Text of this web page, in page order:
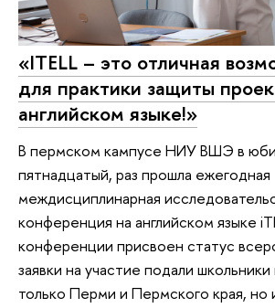
«ITELL – это отличная
для практики защиты
английском языке!»
В пермском кампусе НИУ ВШЭ в
пятнадцатый, раз прошла ежегодная
междисциплинарная
конференция на английском языке
конференции присвоен статус
заявки на участие подали
только Перми и Пермского края, но